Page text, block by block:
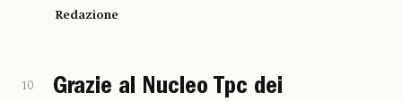
Redazione
10 Grazie al Nucleo Tpc dei